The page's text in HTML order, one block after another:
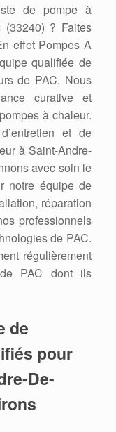
de pompe à
(33240) ? Faites
effet Pompes A
qualifiée de
de PAC. Nous
curative et
à chaleur.
et de
à Saint-Andre-
avec soin le
notre équipe de
réparation
professionnels
de PAC.
régulièrement
PAC dont ils
de
pour
De-